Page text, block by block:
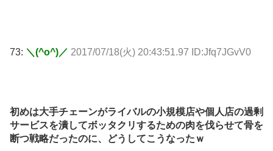
73: ＼(^o^)／ 2017/07/18(火) 20:43:51.97 ID:Jfq7JGvV0
初めは大手チェーンがライバルの小規模店や個人店の過剰
サービスを潰してボッタクリするための肉を伐らせて骨を
断つ戦略だったのに、どうしてこうなったｗ